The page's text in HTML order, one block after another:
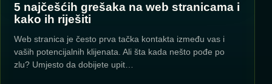
5 najčešćih grešaka na web stranicama i
kako ih riješiti
Web stranica je često prva tačka kontakta između vas i
vaših potencijalnih klijenata. Ali šta kada nešto pođe po
zlu? Umjesto da dobijete upit…